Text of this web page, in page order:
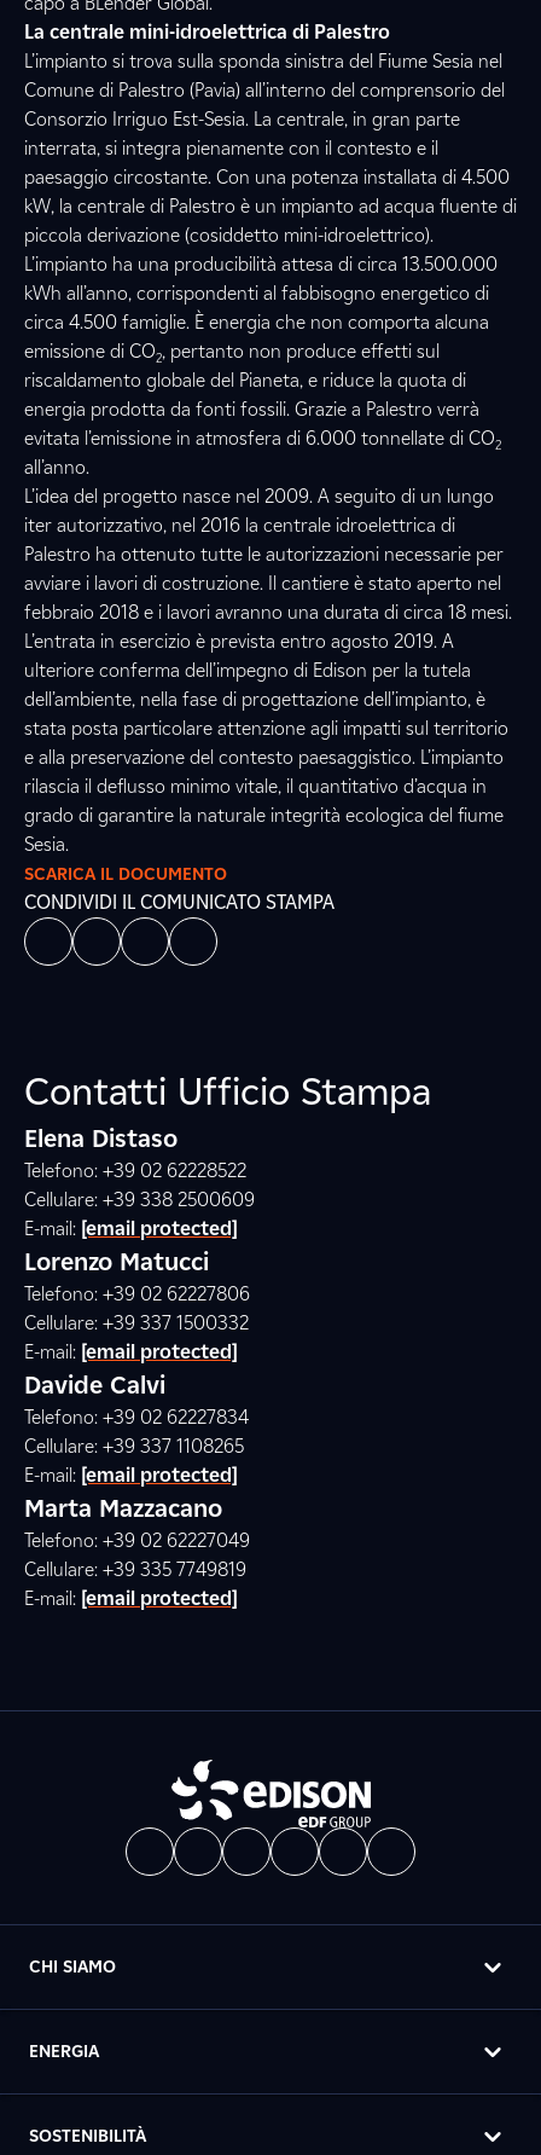
La centrale mini-idroelettrica di Palestro
L’impianto si trova sulla sponda sinistra del Fiume Sesia nel
Comune di Palestro (Pavia) all’interno del comprensorio del
Consorzio Irriguo Est-Sesia. La centrale, in gran parte
interrata, si integra pienamente con il contesto e il
paesaggio circostante. Con una potenza installata di 4.500
kW, la centrale di Palestro è un impianto ad acqua fluente di
piccola derivazione (cosiddetto mini-idroelettrico).
L’impianto ha una producibilità attesa di circa 13.500.000
kWh all’anno, corrispondenti al fabbisogno energetico di
circa 4.500 famiglie. È energia che non comporta alcuna
emissione di CO2, pertanto non produce effetti sul
riscaldamento globale del Pianeta, e riduce la quota di
energia prodotta da fonti fossili. Grazie a Palestro verrà
evitata l’emissione in atmosfera di 6.000 tonnellate di CO2
all’anno.
L’idea del progetto nasce nel 2009. A seguito di un lungo
iter autorizzativo, nel 2016 la centrale idroelettrica di
Palestro ha ottenuto tutte le autorizzazioni necessarie per
avviare i lavori di costruzione. Il cantiere è stato aperto nel
febbraio 2018 e i lavori avranno una durata di circa 18 mesi.
L’entrata in esercizio è prevista entro agosto 2019. A
ulteriore conferma dell’impegno di Edison per la tutela
dell’ambiente, nella fase di progettazione dell’impianto, è
stata posta particolare attenzione agli impatti sul territorio
e alla preservazione del contesto paesaggistico. L’impianto
rilascia il deflusso minimo vitale, il quantitativo d’acqua in
grado di garantire la naturale integrità ecologica del fiume
Sesia.
SCARICA IL DOCUMENTO
CONDIVIDI IL COMUNICATO STAMPA
Contatti Ufficio Stampa
Elena Distaso
Telefono: +39 02 62228522
Cellulare: +39 338 2500609
E-mail: [email protected]
Lorenzo Matucci
Telefono: +39 02 62227806
Cellulare: +39 337 1500332
E-mail: [email protected]
Davide Calvi
Telefono: +39 02 62227834
Cellulare: +39 337 1108265
E-mail: [email protected]
Marta Mazzacano
Telefono: +39 02 62227049
Cellulare: +39 335 7749819
E-mail: [email protected]
CHI SIAMO
ENERGIA
SOSTENIBILITÀ